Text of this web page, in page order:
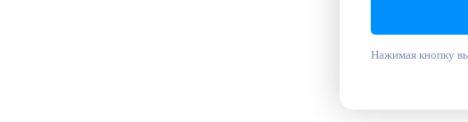
Нажимая кнопку